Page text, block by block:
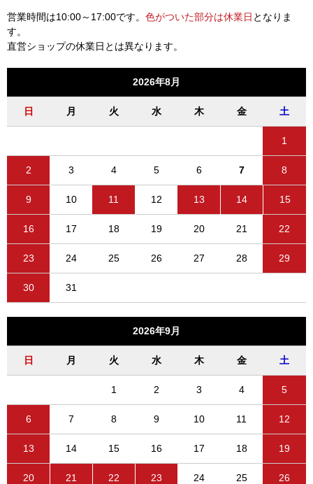
営業時間は10:00～17:00です。 色がついた部分は休業日 となりま
す。
直営ショップの休業日とは異なります。
2026年8月
日 月 火 水 木 金 土
1
2 3 4 5 6 7 8
9 10 11 12 13 14 15
16 17 18 19 20 21 22
23 24 25 26 27 28 29
30 31
2026年9月
日 月 火 水 木 金 土
1 2 3 4 5
6 7 8 9 10 11 12
13 14 15 16 17 18 19
20 21 22 23 24 25 26